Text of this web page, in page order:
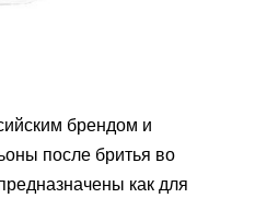
брендом и
после бритья во
как для